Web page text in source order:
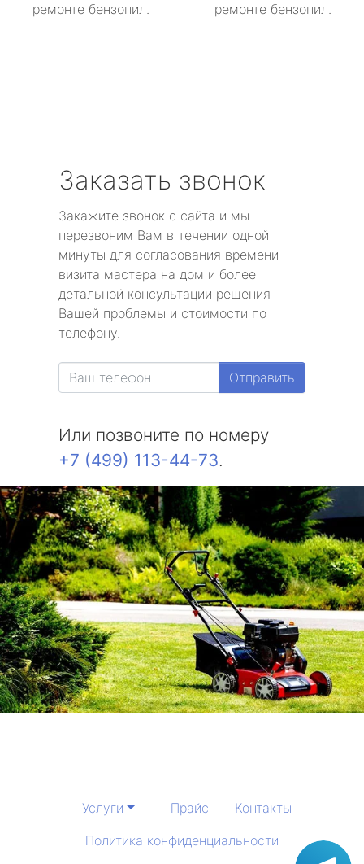
ремонте бензопил.
ремонте бензопил.
Заказать звонок
Закажите звонок с сайта и мы
перезвоним Вам в течении одной
минуты для согласования времени
визита мастера на дом и более
детальной консультации решения
Вашей проблемы и стоимости по
телефону.
Отправить
Или позвоните по номеру
+7 (499) 113-44-73.
Услуги Прайс
Контакты
Политика конфиденциальности